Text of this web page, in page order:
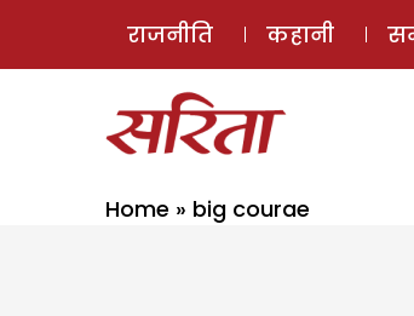
राजनीति कहानी
Home » big courae